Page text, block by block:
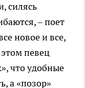
силясь
– поет
новое и все,
певец
что удобные
а «позор»